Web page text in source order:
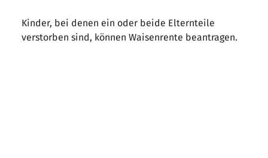
Kinder, bei denen ein oder beide Elternteile
verstorben sind, können Waisenrente beantragen.